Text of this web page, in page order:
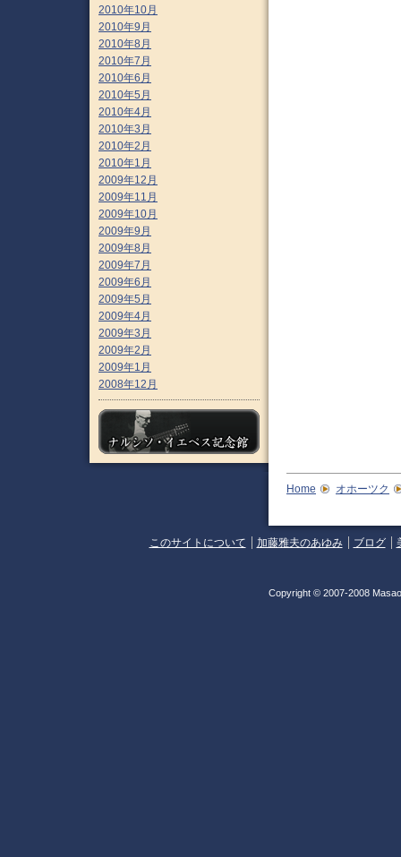
2010年10月
2010年9月
2010年8月
2010年7月
2010年6月
2010年5月
2010年4月
2010年3月
2010年2月
2010年1月
2009年12月
2009年11月
2009年10月
2009年9月
2009年8月
2009年7月
2009年6月
2009年5月
2009年4月
2009年3月
2009年2月
2009年1月
2008年12月
Home オホーツク
このサイトについて 加藤雅夫のあゆみ ブログ
Copyright © 2007-2008